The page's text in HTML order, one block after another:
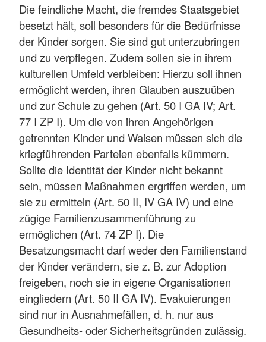
Die feindliche Macht, die fremdes Staatsgebiet
besetzt hält, soll besonders für die Bedürfnisse
der Kinder sorgen. Sie sind gut unterzubringen
und zu verpflegen. Zudem sollen sie in ihrem
kulturellen Umfeld verbleiben: Hierzu soll ihnen
ermöglicht werden, ihren Glauben auszuüben
und zur Schule zu gehen (Art. 50 I GA IV; Art.
77 I ZP I). Um die von ihren Angehörigen
getrennten Kinder und Waisen müssen sich die
kriegführenden Parteien ebenfalls kümmern.
Sollte die Identität der Kinder nicht bekannt
sein, müssen Maßnahmen ergriffen werden, um
sie zu ermitteln (Art. 50 II, IV GA IV) und eine
zügige Familienzusammenführung zu
ermöglichen (Art. 74 ZP I). Die
Besatzungsmacht darf weder den Familienstand
der Kinder verändern, sie z. B. zur Adoption
freigeben, noch sie in eigene Organisationen
eingliedern (Art. 50 II GA IV). Evakuierungen
sind nur in Ausnahmefällen, d. h. nur aus
Gesundheits- oder Sicherheitsgründen zulässig.